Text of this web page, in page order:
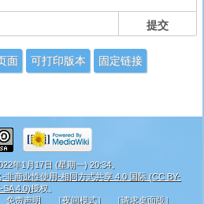
提交
面 可打印版本 固定链接
年1月17日 (星期一) 20:34。
-非商业性使用-相同方式共享 4.0 国际 (CC BY-
SA 4.0)授权。
免责声明 ［夜间模式］ ［请求桌面版］